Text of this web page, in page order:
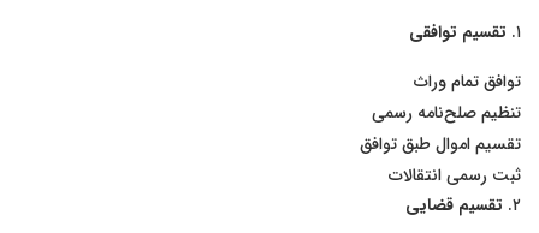
۱. تقسیم توافقی
توافق تمام وراث
تنظیم صلح‌نامه رسمی
تقسیم اموال طبق توافق
ثبت رسمی انتقالات
۲. تقسیم قضایی